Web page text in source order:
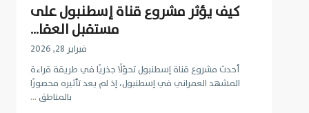
كيف يؤثر مشروع قناة إسطنبول على
مستقبل العقا...
فبراير 28, 2026
أحدث مشروع قناة إسطنبول تحوّلًا جذريًا في طريقة قراءة
المشهد العمراني في إسطنبول، إذ لم يعد تأثيره محصورًا
بالمناطق...